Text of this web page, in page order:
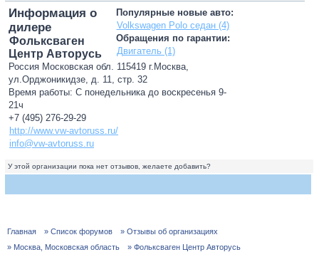
Популярные новые авто:
Volkswagen Polo седан (4)
Обращения по гарантии:
Двигатель (1)
Информация о
дилере
Фольксваген
Центр Авторусь
Россия Московская обл. 115419 г.Москва,
ул.Орджоникидзе, д. 11, стр. 32
Время работы: С понедельника до воскресенья 9-
21ч
+7 (495) 276-29-29
http://www.vw-avtoruss.ru/
info@vw-avtoruss.ru
У этой организации пока нет отзывов, желаете добавить?
Главная » Список форумов
» Отзывы об организациях
» Москва, Московская область
» Фольксваген Центр Авторусь